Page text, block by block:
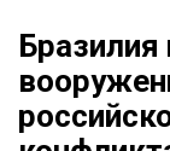
Бразилия